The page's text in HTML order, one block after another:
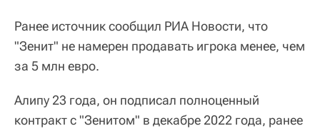
Ранее источник сообщил РИА Новости, что
"Зенит" не намерен продавать игрока менее, чем
за 5 млн евро.
Алипу 23 года, он подписал полноценный
контракт с "Зенитом" в декабре 2022 года, ранее